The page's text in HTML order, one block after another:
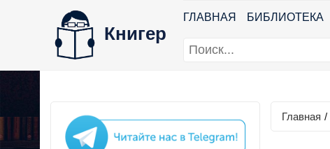
Книгер
ГЛАВНАЯ БИБЛИОТЕКА
Главная /